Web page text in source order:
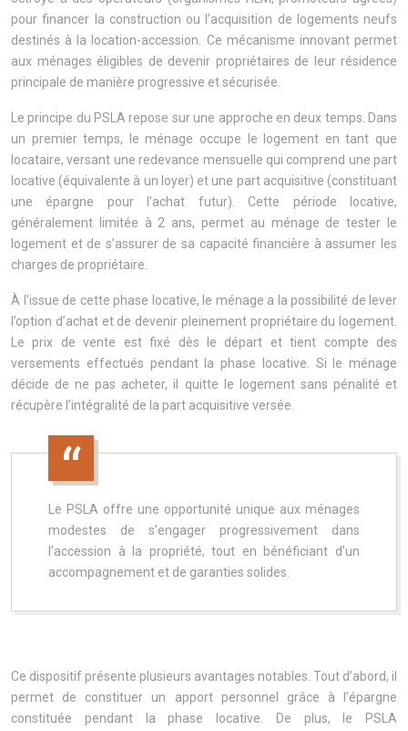
pour financer la construction ou l’acquisition de logements neufs
destinés à la location-accession. Ce mécanisme innovant permet
aux ménages éligibles de devenir propriétaires de leur résidence
principale de manière progressive et sécurisée.
Le principe du PSLA repose sur une approche en deux temps. Dans
un premier temps, le ménage occupe le logement en tant que
locataire, versant une redevance mensuelle qui comprend une part
locative (équivalente à un loyer) et une part acquisitive (constituant
une épargne pour l’achat futur). Cette période locative,
généralement limitée à 2 ans, permet au ménage de tester le
logement et de s’assurer de sa capacité financière à assumer les
charges de propriétaire.
À l’issue de cette phase locative, le ménage a la possibilité de lever
l’option d’achat et de devenir pleinement propriétaire du logement.
Le prix de vente est fixé dès le départ et tient compte des
versements effectués pendant la phase locative. Si le ménage
décide de ne pas acheter, il quitte le logement sans pénalité et
récupère l’intégralité de la part acquisitive versée.
Le PSLA offre une opportunité unique aux ménages
modestes de s’engager progressivement dans
l’accession à la propriété, tout en bénéficiant d’un
accompagnement et de garanties solides.
Ce dispositif présente plusieurs avantages notables. Tout d’abord, il
permet de constituer un apport personnel grâce à l’épargne
constituée pendant la phase locative. De plus, le PSLA